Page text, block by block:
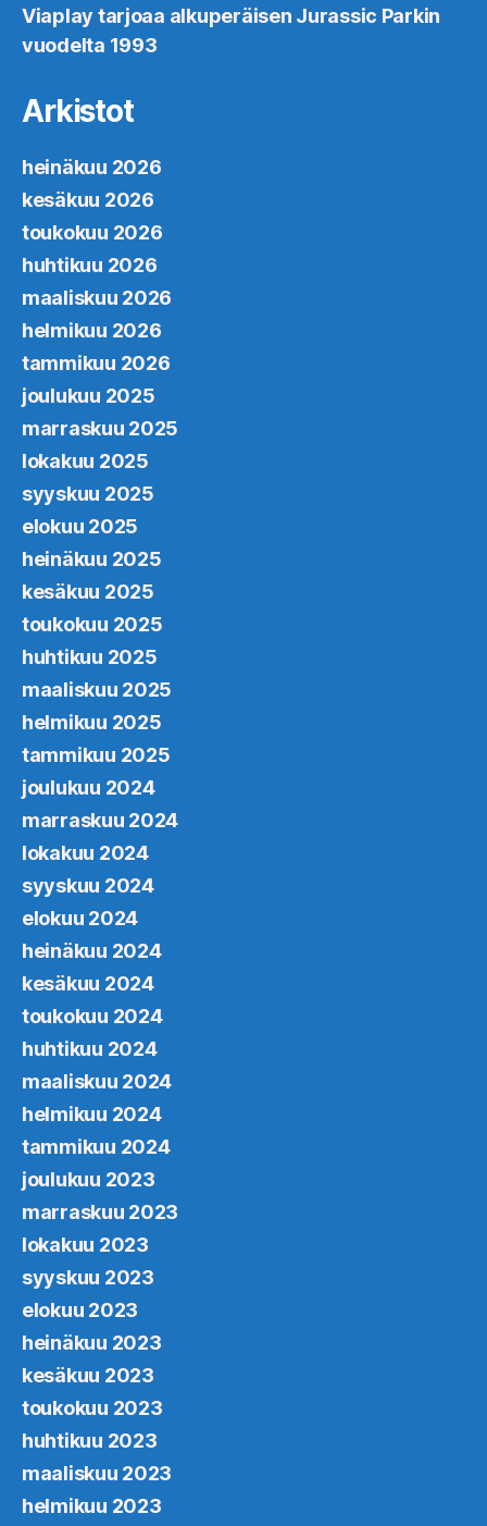
Viaplay tarjoaa alkuperäisen Jurassic Parkin
vuodelta 1993
Arkistot
heinäkuu 2026
kesäkuu 2026
toukokuu 2026
huhtikuu 2026
maaliskuu 2026
helmikuu 2026
tammikuu 2026
joulukuu 2025
marraskuu 2025
lokakuu 2025
syyskuu 2025
elokuu 2025
heinäkuu 2025
kesäkuu 2025
toukokuu 2025
huhtikuu 2025
maaliskuu 2025
helmikuu 2025
tammikuu 2025
joulukuu 2024
marraskuu 2024
lokakuu 2024
syyskuu 2024
elokuu 2024
heinäkuu 2024
kesäkuu 2024
toukokuu 2024
huhtikuu 2024
maaliskuu 2024
helmikuu 2024
tammikuu 2024
joulukuu 2023
marraskuu 2023
lokakuu 2023
syyskuu 2023
elokuu 2023
heinäkuu 2023
kesäkuu 2023
toukokuu 2023
huhtikuu 2023
maaliskuu 2023
helmikuu 2023